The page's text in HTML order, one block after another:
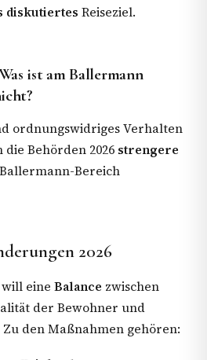
diskutiertes Reiseziel.
ist am Ballermann
ordnungswidriges Verhalten
Behörden 2026 strengere
Bereich
2026
eine Balance zwischen
der Bewohner und
den Maßnahmen gehören: